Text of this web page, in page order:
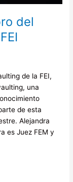
del
de la FEI,
una
de esta
Alejandra
es Juez FEM y